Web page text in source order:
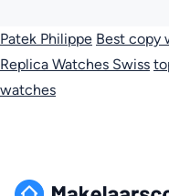
Patek Philippe Best copy
Replica Watches Swiss
watches